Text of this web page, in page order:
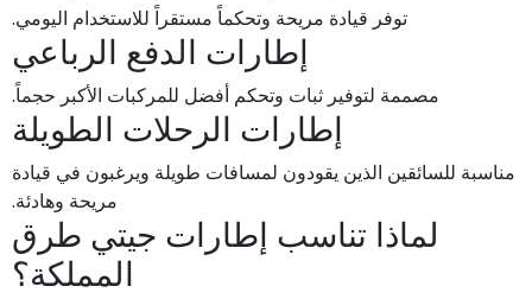
توفر قيادة مريحة وتحكماً مستقراً للاستخدام اليومي.
إطارات الدفع الرباعي
مصممة لتوفير ثبات وتحكم أفضل للمركبات الأكبر حجماً.
إطارات الرحلات الطويلة
مناسبة للسائقين الذين يقودون لمسافات طويلة ويرغبون في قيادة
مريحة وهادئة.
لماذا تناسب إطارات جيتي طرق
المملكة؟